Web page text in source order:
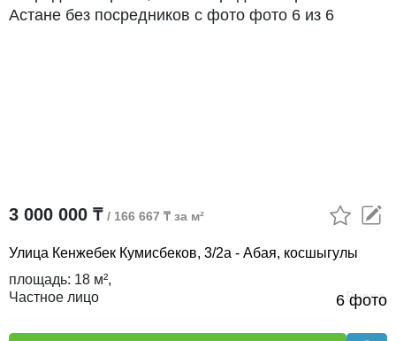
6 фото
3 000 000 ₸ / 166 667 ₸ за м²
Улица Кенжебек Кумисбеков, 3/2а - Абая, косшыгулы
площадь: 18 м²,
Частное лицо
Вчера